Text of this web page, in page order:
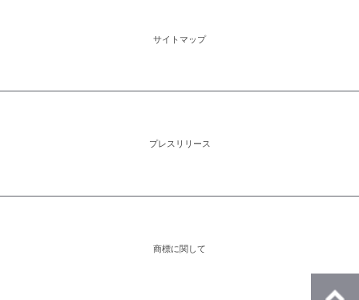
サイトマップ
プレスリリース
商標に関して